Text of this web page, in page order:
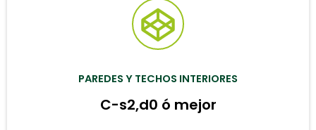
PAREDES Y TECHOS INTERIORES
C-s2,d0 ó mejor